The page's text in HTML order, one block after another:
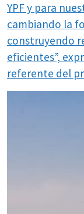
YPF y para
cambiando la
construyendo
eficientes”,
referente del